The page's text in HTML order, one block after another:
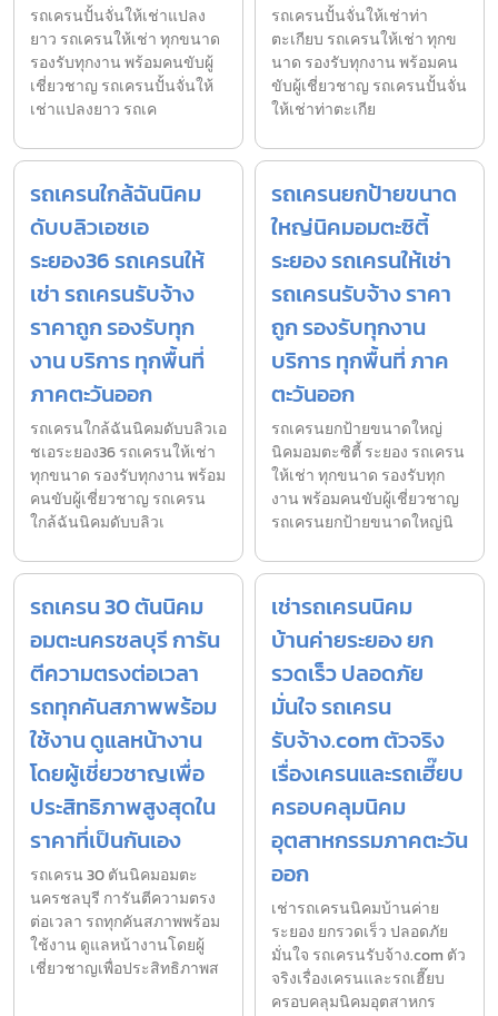
รถเครนปั้นจั่นให้เช่าแปลง
ยาว รถเครนให้เช่า ทุกขนาด
รองรับทุกงาน พร้อมคนขับผู้
เชี่ยวชาญ รถเครนปั้นจั่นให้
เช่าแปลงยาว รถเค
รถเครนปั้นจั่นให้เช่าท่า
ตะเกียบ รถเครนให้เช่า ทุกข
นาด รองรับทุกงาน พร้อมคน
ขับผู้เชี่ยวชาญ รถเครนปั้นจั่น
ให้เช่าท่าตะเกีย
รถเครนใกล้ฉันนิคม
ดับบลิวเอชเอ
ระยอง36 รถเครนให้
เช่า รถเครนรับจ้าง
ราคาถูก รองรับทุก
งาน บริการ ทุกพื้นที่
ภาคตะวันออก
รถเครนใกล้ฉันนิคมดับบลิวเอ
ชเอระยอง36 รถเครนให้เช่า
ทุกขนาด รองรับทุกงาน พร้อม
คนขับผู้เชี่ยวชาญ รถเครน
ใกล้ฉันนิคมดับบลิวเ
รถเครนยกป้ายขนาด
ใหญ่นิคมอมตะซิตี้
ระยอง รถเครนให้เช่า
รถเครนรับจ้าง ราคา
ถูก รองรับทุกงาน
บริการ ทุกพื้นที่ ภาค
ตะวันออก
รถเครนยกป้ายขนาดใหญ่
นิคมอมตะซิตี้ ระยอง รถเครน
ให้เช่า ทุกขนาด รองรับทุก
งาน พร้อมคนขับผู้เชี่ยวชาญ
รถเครนยกป้ายขนาดใหญ่นิ
รถเครน 30 ตันนิคม
อมตะนครชลบุรี การัน
ตีความตรงต่อเวลา
รถทุกคันสภาพพร้อม
ใช้งาน ดูแลหน้างาน
โดยผู้เชี่ยวชาญเพื่อ
ประสิทธิภาพสูงสุดใน
ราคาที่เป็นกันเอง
รถเครน 30 ตันนิคมอมตะ
นครชลบุรี การันตีความตรง
ต่อเวลา รถทุกคันสภาพพร้อม
ใช้งาน ดูแลหน้างานโดยผู้
เชี่ยวชาญเพื่อประสิทธิภาพส
เช่ารถเครนนิคม
บ้านค่ายระยอง ยก
รวดเร็ว ปลอดภัย
มั่นใจ รถเครน
รับจ้าง.com ตัวจริง
เรื่องเครนและรถเฮี๊ยบ
ครอบคลุมนิคม
อุตสาหกรรมภาคตะวัน
ออก
เช่ารถเครนนิคมบ้านค่าย
ระยอง ยกรวดเร็ว ปลอดภัย
มั่นใจ รถเครนรับจ้าง.com ตัว
จริงเรื่องเครนและรถเฮี๊ยบ
ครอบคลุมนิคมอุตสาหกร